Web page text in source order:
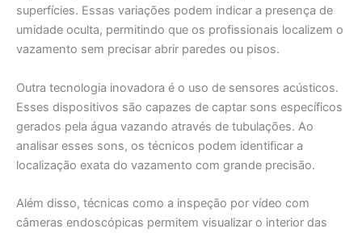
superfícies. Essas variações podem indicar a presença de
umidade oculta, permitindo que os profissionais localizem o
vazamento sem precisar abrir paredes ou pisos.
Outra tecnologia inovadora é o uso de sensores acústicos.
Esses dispositivos são capazes de captar sons específicos
gerados pela água vazando através de tubulações. Ao
analisar esses sons, os técnicos podem identificar a
localização exata do vazamento com grande precisão.
Além disso, técnicas como a inspeção por vídeo com
câmeras endoscópicas permitem visualizar o interior das